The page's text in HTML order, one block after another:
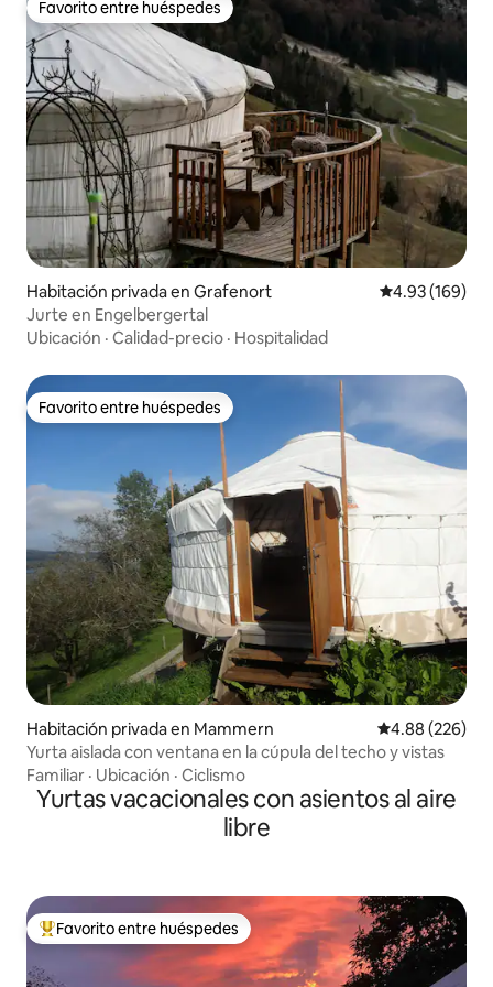
Favorito entre huéspedes
Favorito entre huéspedes
Habitación privada en Grafenort Calificación
4.93 (169)
Jurte en Engelbergertal
Ubicación · Calidad-precio · Hospitalidad
Favorito entre huéspedes
Favorito entre huéspedes
Habitación privada en Mammern Calificación
4.88 (226)
Yurta aislada con ventana en la cúpula del techo y vistas
Familiar · Ubicación · Ciclismo
Yurtas vacacionales con asientos al aire
libre
Favorito entre huéspedes preferido
Favorito entre huéspedes